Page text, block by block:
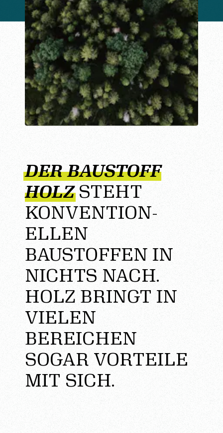
DER BAUSTOFF
HOLZSTEHT
KONVENTION­
ELLEN
BAUSTOFFEN IN
NICHTS NACH.
HOLZ BRINGT IN
VIELEN
BEREICHEN
SOGAR VORTEILE
MIT SICH.